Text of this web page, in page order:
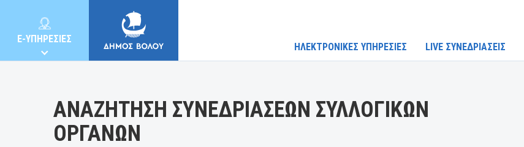
E-ΥΠΗΡΕΣΙΕΣ
ΗΛΕΚΤΡΟΝΙΚΕΣ ΥΠΗΡΕΣΙΕΣ LIVE ΣΥΝΕΔΡΙΑΣΕΙΣ
ΑΝΑΖΗΤΗΣΗ ΣΥΝΕΔΡΙΑΣΕΩΝ ΣΥΛΛΟΓΙΚΩΝ
ΟΡΓΑΝΩΝ